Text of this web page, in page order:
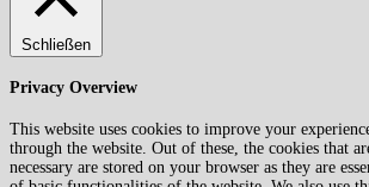
Schließen
Privacy Overview
This website uses cookies to improve your
through the website. Out of these, the cookies that
necessary are stored on your browser as they are